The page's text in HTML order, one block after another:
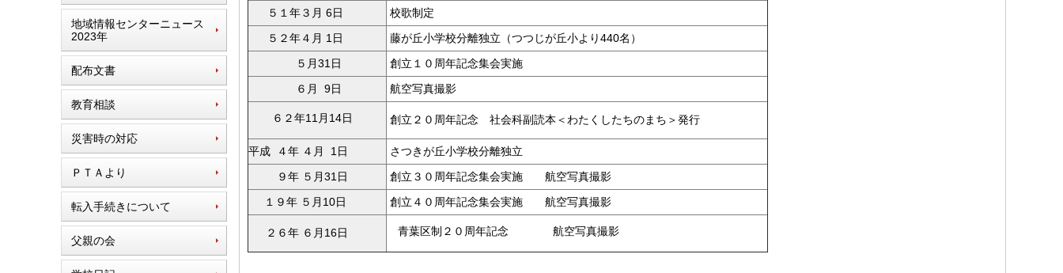
地域情報センターニュース
2023年
配布文書
教育相談
災害時の対応
ＰＴＡより
転入手続きについて
父親の会
５１年３月 6日
校歌制定
５２年４月 1日
藤が丘小学校分離独立（つつじが丘小より440名）
５月31日
創立１０周年記念集会実施
６月 9日
航空写真撮影
６２年11月14日 創立２０周年記念 社会科副読本＜わたくしたちのまち＞発行
平成 ４年 ４月 1日
さつきが丘小学校分離独立
９年 ５月31日
創立３０周年記念集会実施 航空写真撮影
１９年 ５月10日
創立４０周年記念集会実施 航空写真撮影
２６年 ６月16日 青葉区制２０周年記念 航空写真撮影